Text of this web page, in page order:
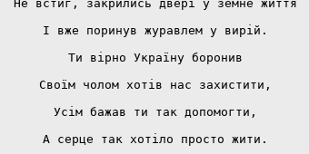
Не встиг, закрились двері у земне життя
І вже поринув журавлем у вирій.
Ти вірно Україну боронив
Своїм чолом хотів нас захистити,
Усім бажав ти так допомогти,
А серце так хотіло просто жити.